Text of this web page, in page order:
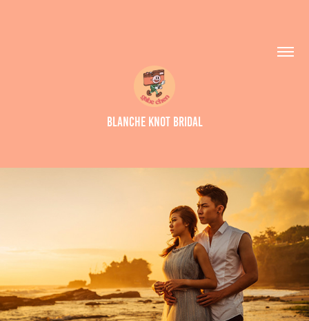
Blanche Knot Bridal